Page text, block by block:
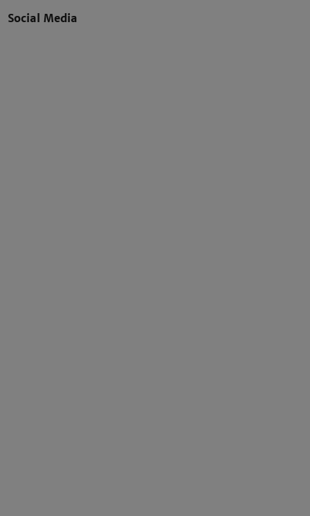
Social Media